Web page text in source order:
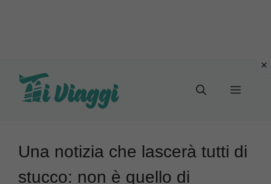
Menu
Una notizia che lascerà tutti di
stucco: non è quello di